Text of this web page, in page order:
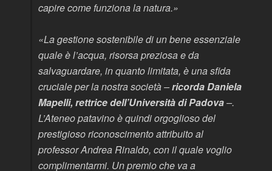
capire come funziona la natura.»
«La gestione sostenibile di un bene essenziale
quale è l’acqua, risorsa preziosa e da
salvaguardare, in quanto limitata, è una sfida
cruciale per la nostra società –ricorda Daniela
Mapelli, rettrice dell’Università di Padova–.
L’Ateneo patavino è quindi orgoglioso del
prestigioso riconoscimento attribuito al
professor Andrea Rinaldo, con il quale voglio
complimentarmi. Un premio che va a